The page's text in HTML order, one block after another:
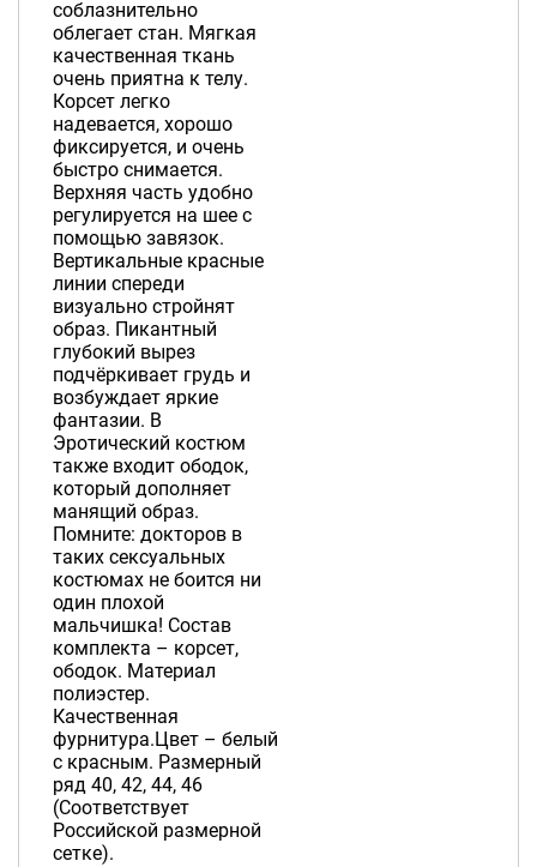
соблазнительно
облегает стан. Мягкая
качественная ткань
очень приятна к телу.
Корсет легко
надевается, хорошо
фиксируется, и очень
быстро снимается.
Верхняя часть удобно
регулируется на шее с
помощью завязок.
Вертикальные красные
линии спереди
визуально стройнят
образ. Пикантный
глубокий вырез
подчёркивает грудь и
возбуждает яркие
фантазии. В
Эротический костюм
также входит ободок,
который дополняет
манящий образ.
Помните: докторов в
таких сексуальных
костюмах не боится ни
один плохой
мальчишка! Состав
комплекта – корсет,
ободок. Материал
полиэстер.
Качественная
фурнитура.Цвет – белый
с красным. Размерный
ряд 40, 42, 44, 46
(Соответствует
Российской размерной
сетке).